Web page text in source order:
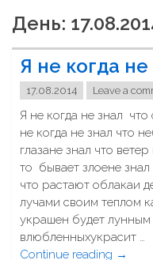
День:
Я не когда
17.08.2014 Leave a
Я не когда не знал
не когда не знал что
глазане знал что
то бывает злоене
что растают облакаи
лучами своим теплом
украшен будет
влюбленныхукрасит …
Continue reading "→